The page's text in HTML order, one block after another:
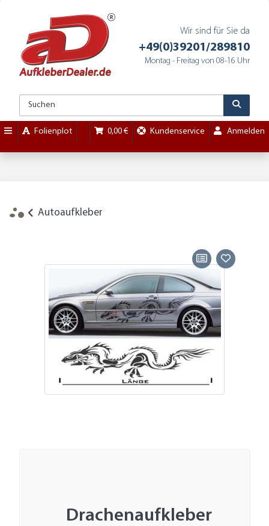
Wir sind für Sie da
+49(0)39201/289810
Montag - Freitag von 08-16 Uhr
Folienplot 0,00 € Kundenservice Anmelden
Autoaufkleber
Drachenaufkleber